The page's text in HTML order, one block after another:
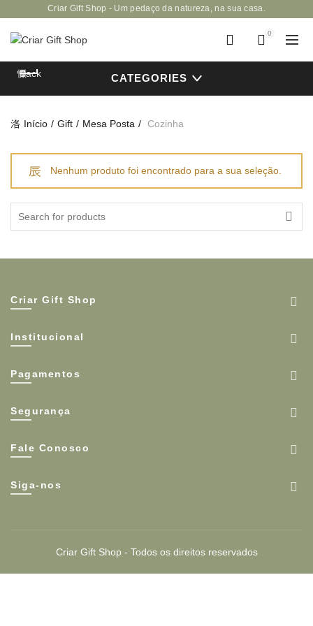
Criar Gift Shop - Um pedaço da natureza, na sua casa.
0
Back CATEGORIES
Início Gift Mesa Posta Cozinha
Nenhum produto foi encontrado para a sua seleção.
Criar Gift Shop
Institucional
Pagamentos
Segurança
Fale Conosco
Siga-nos
Criar Gift Shop - Todos os direitos reservados